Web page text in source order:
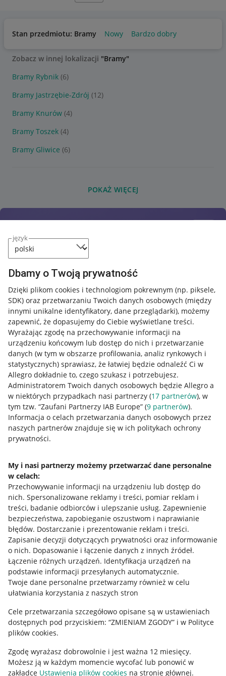
język
Dbamy o Twoją prywatność
Dzięki plikom cookies i technologiom pokrewnym (np. piksele,
SDK) oraz przetwarzaniu Twoich danych osobowych (między
innymi unikalne identyfikatory, dane przeglądarki), możemy
zapewnić, że dopasujemy do Ciebie wyświetlane treści.
Wyrażając zgodę na przechowywanie informacji na
urządzeniu końcowym lub dostęp do nich i przetwarzanie
danych (w tym w obszarze profilowania, analiz rynkowych i
statystycznych) sprawiasz, że łatwiej będzie odnaleźć Ci w
Allegro dokładnie to, czego szukasz i potrzebujesz.
Administratorem Twoich danych osobowych będzie Allegro a
w niektórych przypadkach nasi partnerzy (17 partnerów), w
tym tzw. “Zaufani Partnerzy IAB Europe” (9 partnerów).
Informacja o celach przetwarzania danych osobowych przez
naszych partnerów znajduje się w ich politykach ochrony
prywatności.
My i nasi partnerzy możemy przetwarzać dane personalne
w celach:
Przechowywanie informacji na urządzeniu lub dostęp do
nich. Spersonalizowane reklamy i treści, pomiar reklam i
treści, badanie odbiorców i ulepszanie usług. Zapewnienie
bezpieczeństwa, zapobieganie oszustwom i naprawianie
błędów. Dostarczanie i prezentowanie reklam i treści.
Zapisanie decyzji dotyczących prywatności oraz informowanie
o nich. Dopasowanie i łączenie danych z innych źródeł.
Łączenie różnych urządzeń. Identyfikacja urządzeń na
podstawie informacji przesyłanych automatycznie.
Twoje dane personalne przetwarzamy również w celu
ułatwiania korzystania z naszych stron
Cele przetwarzania szczegółowo opisane są w ustawieniach
dostępnych pod przyciskiem: “ZMIENIAM ZGODY” i w Polityce
plików cookies.
Zgodę wyrażasz dobrowolnie i jest ważna 12 miesięcy.
Możesz ją w każdym momencie wycofać lub ponowić w
zakładce Ustawienia plików cookies na stronie głównej.
Stan przedmiotu: Bramy Nowy Bardzo dobry
Zobacz w innej lokalizacji "Bramy"
Bramy Rybnik (6)
Bramy Jastrzębie-Zdrój (12)
Bramy Knurów (4)
Bramy Toszek (4)
Bramy Gliwice (6)
POKAŻ WIĘCEJ
Przydatne informacje
Jak to działa
Allegro Gadane dla sprzedających
Allegro Gadane dla kupujących
Mapa miejscowości
Informacje prawne
Regulamin
Polityka plików "cookies"
Ustawienia plików "cookies"
Udostępnianie lokalizacji
Informacje dla Aktu o Usługach Cyfrowych
Pobierz aplikację